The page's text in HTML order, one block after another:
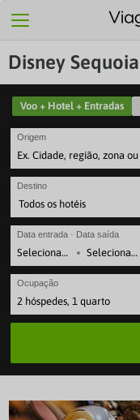
Disney
Voo + Hotel + Entradas
Origem
Destino
Data entrada · Data saída
·
Ocupação
2 hóspedes, 1 quarto